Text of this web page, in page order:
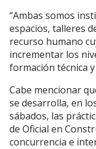
“Ambas somos
espacios, talleres
recurso humano
incrementar los
formación técnica
Cabe mencionar
se desarrolla, en
sábados, las
de Oficial en
concurrencia e